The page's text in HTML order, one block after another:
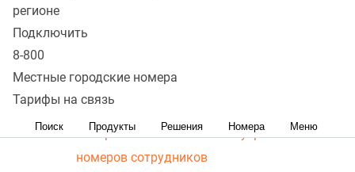
регионе
Подключить
8-800
Местные городские номера
Тарифы на связь
Поиск Продукты Решения Номера Меню
Шаг 4. Подключение интеграции в Личном
кабинете MANGO OFFICE
Общее
Настройка соответствия внутренних
номеров сотрудников